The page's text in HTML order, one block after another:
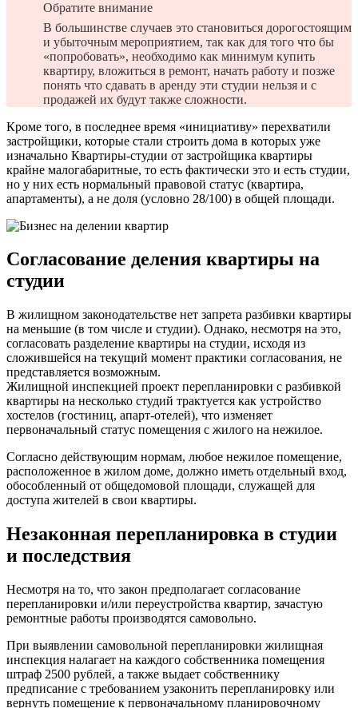
Обратите внимание
В большинстве случаев это становиться дорогостоящим
и убыточным мероприятием, так как для того что бы
«попробовать», необходимо как минимум купить
квартиру, вложиться в ремонт, начать работу и позже
понять что сдавать в аренду эти студии нельзя и с
продажей их будут также сложности.
Кроме того, в последнее время «инициативу» перехватили
застройщики, которые стали строить дома в которых уже
изначально Квартиры-студии от застройщика квартиры
крайне малогабаритные, то есть фактически это и есть студии,
но у них есть нормальный правовой статус (квартира,
апартаменты), а не доля (условно 28/100) в общей площади.
Согласование деления квартиры на
студии
В жилищном законодательстве нет запрета разбивки квартиры
на меньшие (в том числе и студии). Однако, несмотря на это,
согласовать разделение квартиры на студии, исходя из
сложившейся на текущий момент практики согласования, не
представляется возможным.
Жилищной инспекцией проект перепланировки с разбивкой
квартиры на несколько студий трактуется как устройство
хостелов (гостиниц, апарт-отелей), что изменяет
первоначальный статус помещения с жилого на нежилое.
Согласно действующим нормам, любое нежилое помещение,
расположенное в жилом доме, должно иметь отдельный вход,
обособленный от общедомовой площади, служащей для
доступа жителей в свои квартиры.
Незаконная перепланировка в студии
и последствия
Несмотря на то, что закон предполагает согласование
перепланировки и/или переустройства квартир, зачастую
ремонтные работы производятся самовольно.
При выявлении самовольной перепланировки жилищная
инспекция налагает на каждого собственника помещения
штраф 2500 рублей, а также выдает собственнику
предписание с требованием узаконить перепланировку или
вернуть помещение к первоначальному планировочному